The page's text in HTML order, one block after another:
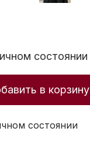
состоянии
в корзину
состоянии